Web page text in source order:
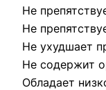
Не
Не
Не ухудшает
Не содержит
Обладает